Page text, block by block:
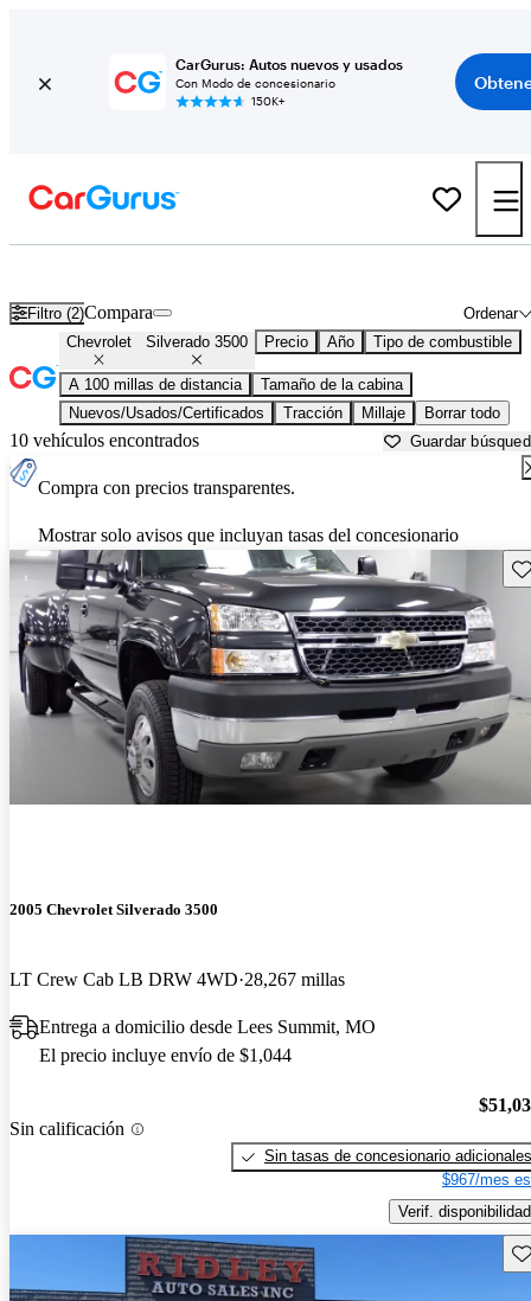
CarGurus: Autos nuevos y usados
Con Modo de concesionario
150K+
Filtro (2) Ordenar
Compara
Chevrolet Silverado 3500 Precio Año Tipo de combustible
A 100 millas de distancia
Tamaño de la cabina
Nuevos/Usados/Certificados
Tracción Millaje Borrar todo
10 vehículos encontrados Guardar
Compra con precios transparentes.
Mostrar solo avisos que incluyan tasas del concesionario
2005 Chevrolet Silverado 3500
LT Crew Cab LB DRW 4WD 28,267 millas
Entrega a domicilio desde Lees Summit, MO
El precio incluye envío de $1,044
Sin calificación
Sin tasas de concesionario adicionales
$967/mes
Verif. disponibilidad